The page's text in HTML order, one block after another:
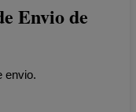
Envio de
envio.